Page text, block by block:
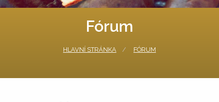
Fórum
HLAVNÍ STRÁNKA FÓRUM